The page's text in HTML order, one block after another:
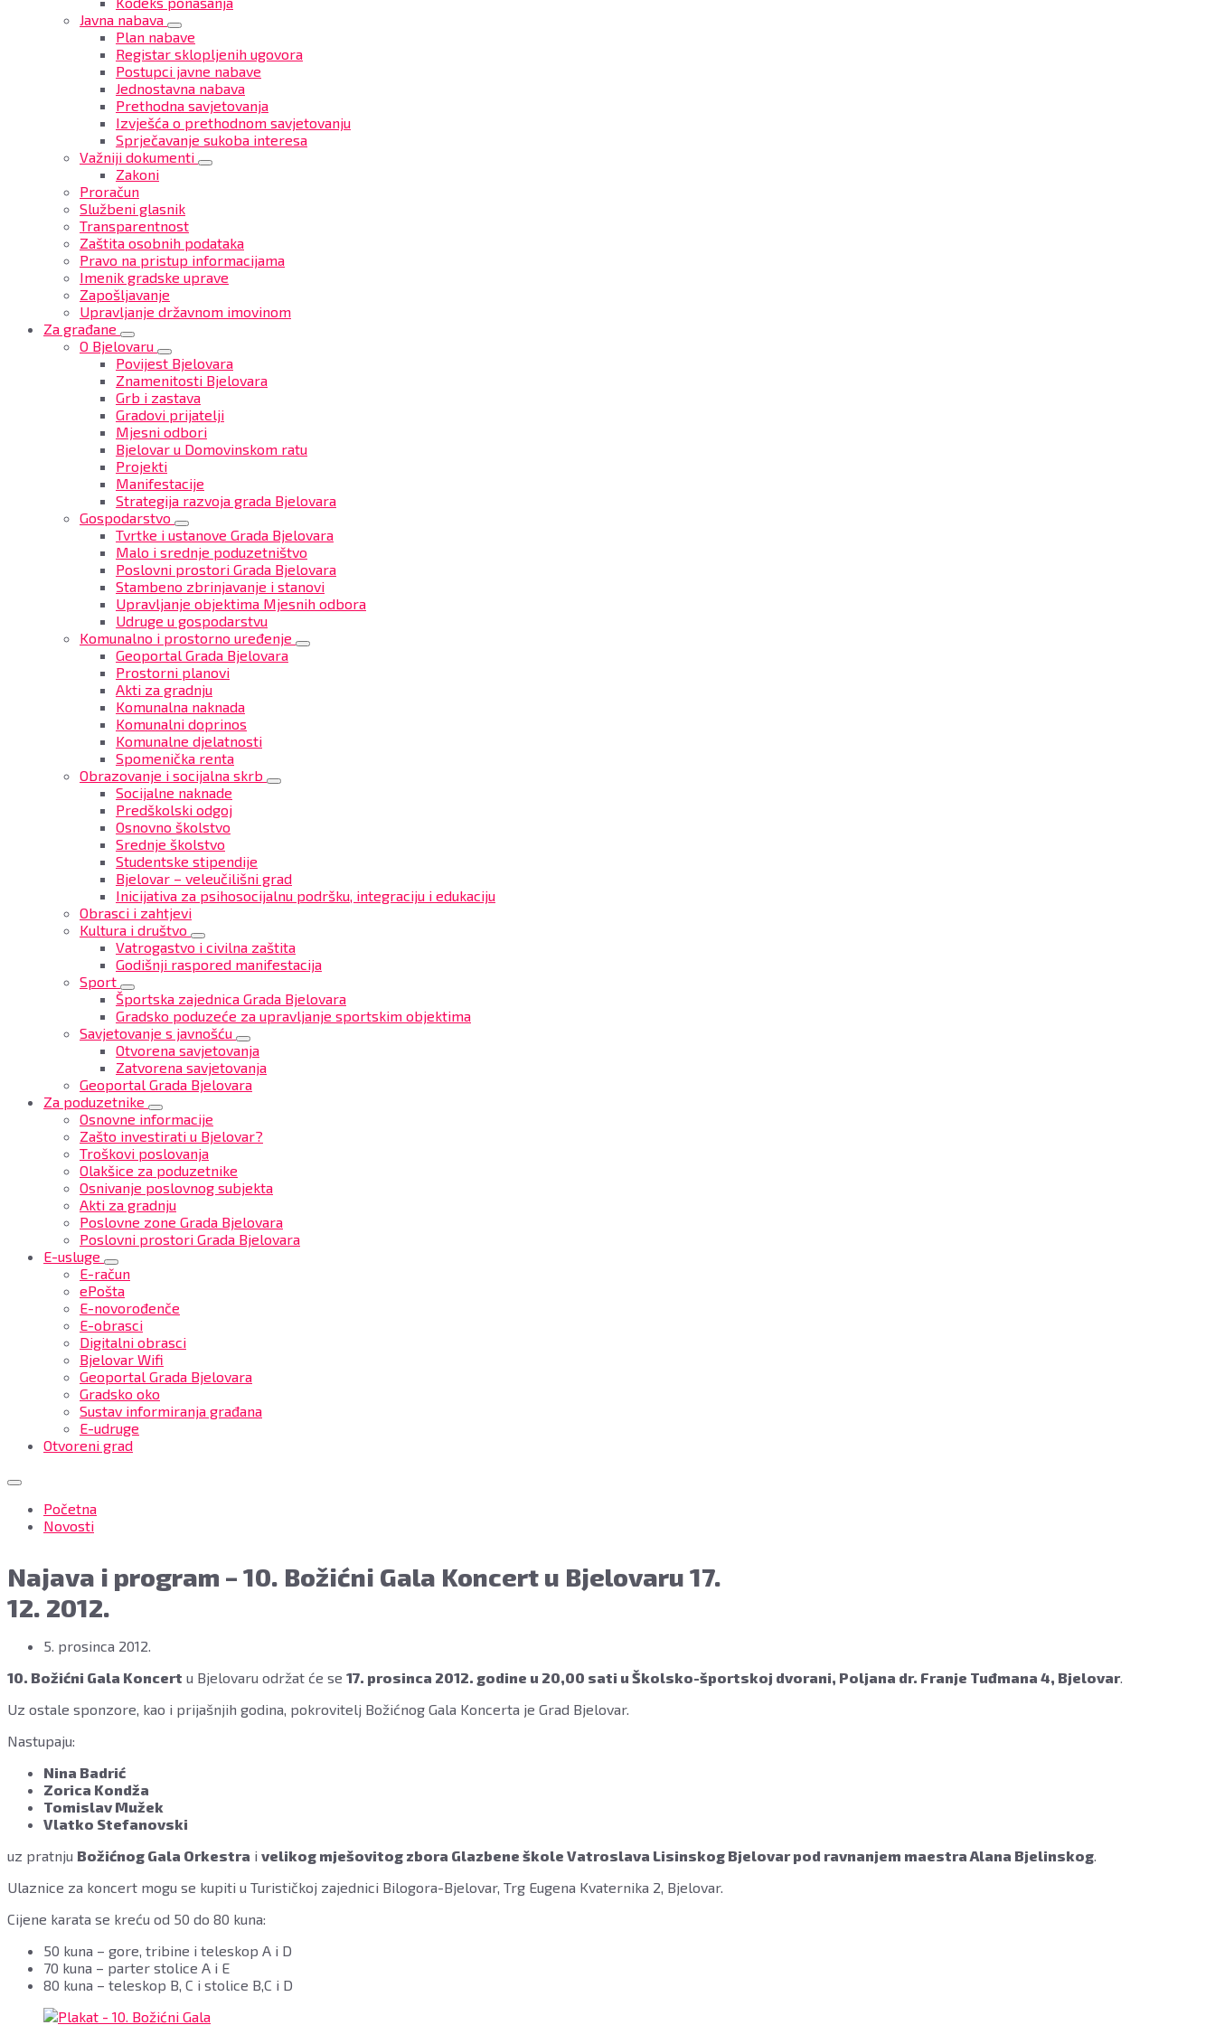
Javna nabava
Plan nabave
Registar sklopljenih ugovora
Postupci javne nabave
Jednostavna nabava
Prethodna savjetovanja
Izvješća o prethodnom savjetovanju
Sprječavanje sukoba interesa
Važniji dokumenti
Zakoni
Proračun
Službeni glasnik
Transparentnost
Zaštita osobnih podataka
Pravo na pristup informacijama
Imenik gradske uprave
Zapošljavanje
Upravljanje državnom imovinom
Za građane
O Bjelovaru
Povijest Bjelovara
Znamenitosti Bjelovara
Grb i zastava
Gradovi prijatelji
Mjesni odbori
Bjelovar u Domovinskom ratu
Projekti
Manifestacije
Strategija razvoja grada Bjelovara
Gospodarstvo
Tvrtke i ustanove Grada Bjelovara
Malo i srednje poduzetništvo
Poslovni prostori Grada Bjelovara
Stambeno zbrinjavanje i stanovi
Upravljanje objektima Mjesnih odbora
Udruge u gospodarstvu
Komunalno i prostorno uređenje
Geoportal Grada Bjelovara
Prostorni planovi
Akti za gradnju
Komunalna naknada
Komunalni doprinos
Komunalne djelatnosti
Spomenička renta
Obrazovanje i socijalna skrb
Socijalne naknade
Predškolski odgoj
Osnovno školstvo
Srednje školstvo
Studentske stipendije
Bjelovar – veleučilišni grad
Inicijativa za psihosocijalnu podršku, integraciju i edukaciju
Obrasci i zahtjevi
Kultura i društvo
Vatrogastvo i civilna zaštita
Godišnji raspored manifestacija
Sport
Športska zajednica Grada Bjelovara
Gradsko poduzeće za upravljanje sportskim objektima
Savjetovanje s javnošću
Otvorena savjetovanja
Zatvorena savjetovanja
Geoportal Grada Bjelovara
Za poduzetnike
Osnovne informacije
Zašto investirati u Bjelovar?
Troškovi poslovanja
Olakšice za poduzetnike
Osnivanje poslovnog subjekta
Akti za gradnju
Poslovne zone Grada Bjelovara
Poslovni prostori Grada Bjelovara
E-usluge
E-račun
ePošta
E-novorođenče
E-obrasci
Digitalni obrasci
Bjelovar Wifi
Geoportal Grada Bjelovara
Gradsko oko
Sustav informiranja građana
E-udruge
Otvoreni grad
Najava
Gala
Koncert
u
2012.
u
sati
Školsko-
športskoj
dvorani,
Poljana
dr.
Franje
Tuđmana
Bjelovar
Nastupaju:
Nina
Badrić,
Zorica
Početna
Novosti
Najava i program – 10. Božićni Gala Koncert u Bjelovaru 17.
12. 2012.
5. prosinca 2012.
10. Božićni Gala Koncert u Bjelovaru održat će se 17. prosinca 2012. godine u 20,00 sati u Školsko-športskoj dvorani, Poljana dr. Franje Tuđmana 4, Bjelovar.
Uz ostale sponzore, kao i prijašnjih godina, pokrovitelj Božićnog Gala Koncerta je Grad Bjelovar.
Nastupaju:
Nina Badrić
Zorica Kondža
Tomislav Mužek
Vlatko Stefanovski
uz pratnju Božićnog Gala Orkestra i velikog mješovitog zbora Glazbene škole Vatroslava Lisinskog Bjelovar pod ravnanjem maestra Alana Bjelinskog.
Ulaznice za koncert mogu se kupiti u Turističkoj zajednici Bilogora-Bjelovar, Trg Eugena Kvaternika 2, Bjelovar.
Cijene karata se kreću od 50 do 80 kuna:
50 kuna – gore, tribine i teleskop A i D
70 kuna – parter stolice A i E
80 kuna – teleskop B, C i stolice B,C i D